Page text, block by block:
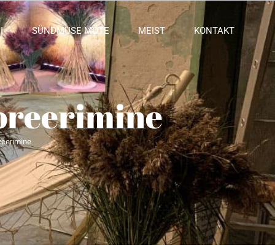
SÜNDMUSE MÕTE MEIST KONTAKT